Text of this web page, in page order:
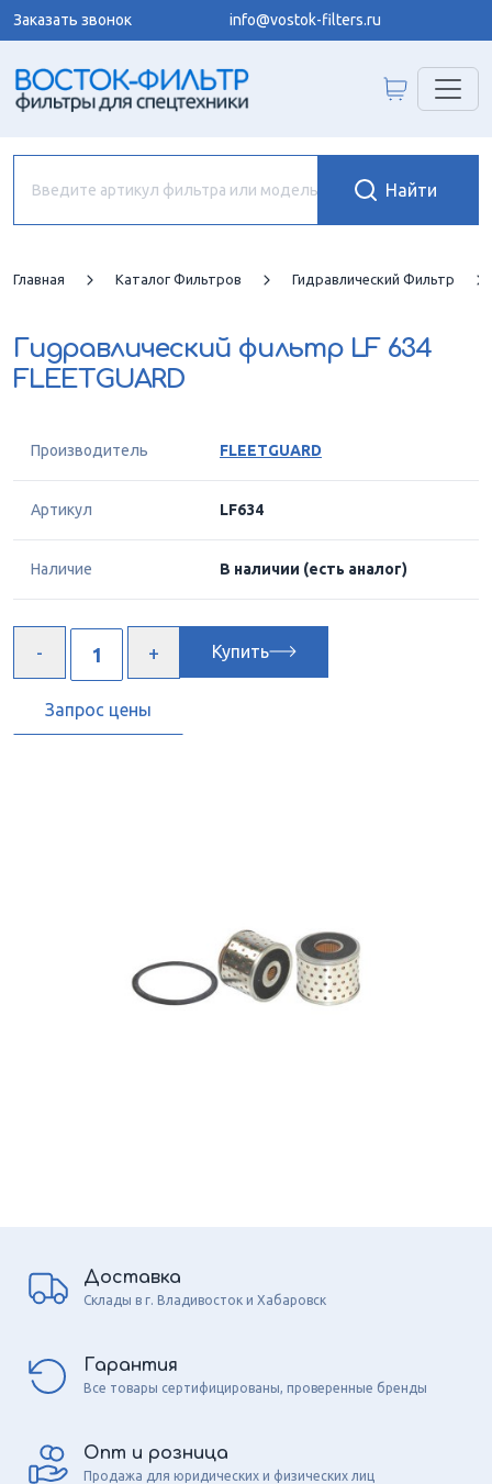
Заказать звонок info@vostok-filters.ru
Главная Каталог Фильтров Гидравлический Фильтр
Гидравлический фильтр LF 634
FLEETGUARD
Производитель FLEETGUARD
Артикул LF634
Наличие В наличии (есть аналог)
Купить
Запрос цены
Доставка
Склады в г. Владивосток и Хабаровск
Гарантия
Все товары сертифицированы, проверенные бренды
Опт и розница
Продажа для юридических и физических лиц